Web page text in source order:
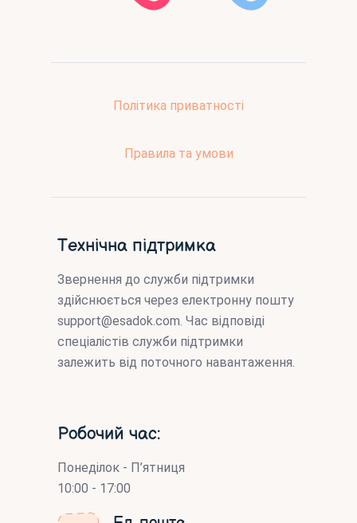
Політика приватності
Правила та умови
Технічна підтримка
Звернення до служби підтримки
здійснюється через електронну пошту
support@esadok.com. Час відповіді
спеціалістів служби підтримки
залежить від поточного навантаження.
Робочий час:
Понеділок - П’ятниця
10:00 - 17:00